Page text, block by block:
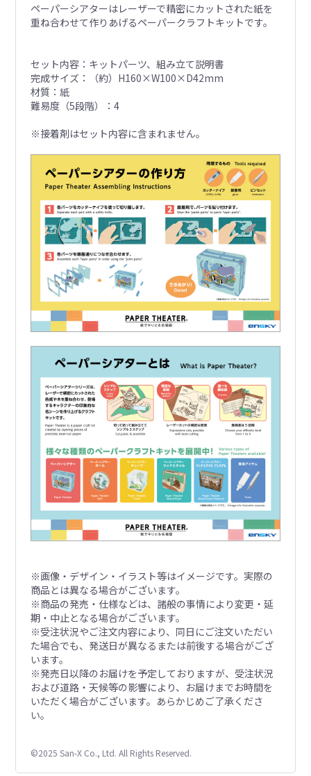
ペーパーシアターはレーザーで精密にカットされた紙を
重ね合わせて作りあげるペーパークラフトキットです。
セット内容：キットパーツ、組み立て説明書
完成サイズ：（約）H160×W100×D42mm
材質：紙
難易度（5段階）：4
※接着剤はセット内容に含まれません。
※画像・デザイン・イラスト等はイメージです。実際の
商品とは異なる場合がございます。
※商品の発売・仕様などは、諸般の事情により変更・延
期・中止となる場合がございます。
※受注状況やご注文内容により、同日にご注文いただい
た場合でも、発送日が異なるまたは前後する場合がござ
います。
※発売日以降のお届けを予定しておりますが、受注状況
および道路・天候等の影響により、お届けまでお時間を
いただく場合がございます。あらかじめご了承くださ
い。
©2025 San-X Co., Ltd. All Rights Reserved.